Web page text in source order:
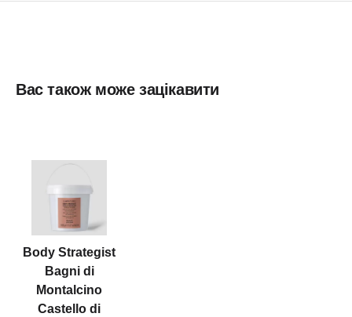
Вас також може зацікавити
Body Strategist
Bagni di
Montalcino
Castello di